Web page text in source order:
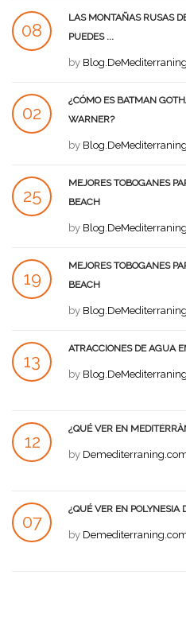
08
LAS MONTAÑAS RUSAS
PUEDES ...
by
02
¿CÓMO ES BATMAN
WARNER?
by
25
MEJORES TOBOGANES
BEACH
by
19
MEJORES TOBOGANES
BEACH
by
13
ATRACCIONES DE AGUA
by
12
¿QUÉ VER EN
by
07
¿QUÉ VER EN POLYNESIA
by